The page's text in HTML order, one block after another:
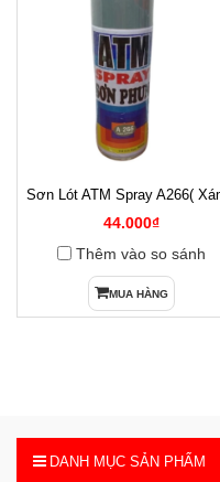
Sơn Lót ATM Spray A266(
44.000₫
Thêm vào so sánh
MUA HÀNG
DANH MỤC SẢN PHẨM